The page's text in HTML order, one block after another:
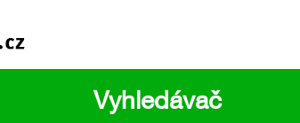
Vyhledávač